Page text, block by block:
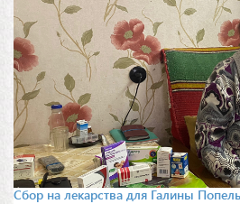
Сбор на лекарства для Галины